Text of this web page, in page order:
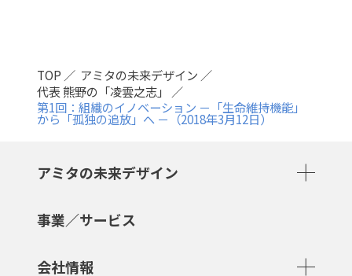
TOP
アミタの未来デザイン
代表 熊野の「凌雲之志」
第1回：組織のイノベーション －「生命維持機能」
から「孤独の追放」へ －（2018年3月12日）
アミタの未来デザイン
事業／サービス
会社情報